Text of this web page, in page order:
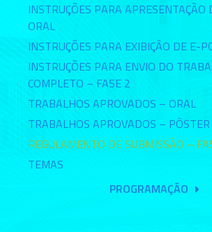
INSTRUÇÕES PARA
ORAL
INSTRUÇÕES PARA EXIBIÇÃO DE E-
INSTRUÇÕES PARA ENVIO DO
COMPLETO – FASE 2
TRABALHOS APROVADOS – ORAL
TRABALHOS APROVADOS – PÔSTER
REGULAMENTO DE SUBMISSÃO –
TEMAS
PROGRAMAÇÃO